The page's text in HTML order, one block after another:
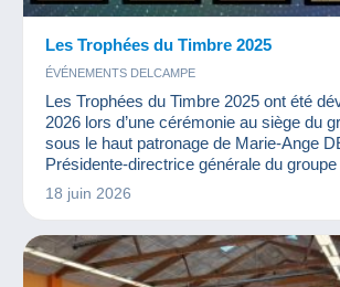
Les Trophées du Timbre 2025
ÉVÉNEMENTS DELCAMPE
Les Trophées du Timbre 2025 ont été
2026 lors d’une cérémonie au siège du
sous le haut patronage de Marie-Ange DEBON,
Présidente-directrice générale du
d’invités surprises.
18 juin 2026